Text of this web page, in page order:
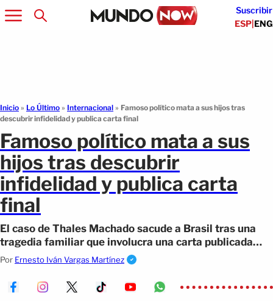
Suscribir
ESP|ENG
Inicio » Lo Último » Internacional » Famoso político mata a sus hijos tras
descubrir infidelidad y publica carta final
Famoso político mata a sus
hijos tras descubrir
infidelidad y publica carta
final
El caso de Thales Machado sacude a Brasil tras una
tragedia familiar que involucra una carta publicada
antes del crimen.
Por Ernesto Iván Vargas Martínez